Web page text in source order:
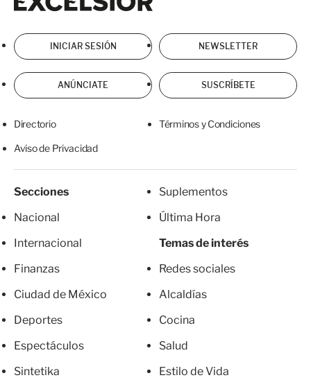
INICIAR SESIÓN NEWSLETTER
ANÚNCIATE SUSCRÍBETE
Directorio Términos y Condiciones
Aviso de Privacidad
Secciones
Nacional
Internacional
Finanzas
Ciudad de México
Deportes
Espectáculos
Sintetika
Suplementos
Última Hora
Temas de interés
Redes sociales
Alcaldías
Cocina
Salud
Estilo de Vida